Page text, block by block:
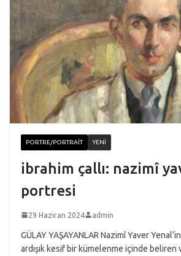
PORTRE/PORTRAIT YENI
ibrahim çallı: nazimî
portresi
29 Haziran 2024 admin
GÜLAY YAŞAYANLAR Nazimî Yaver
ardışık kesif bir kümelenme içinde beliren